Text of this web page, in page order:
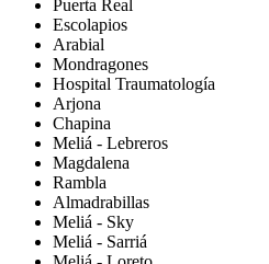
Puerta Real
Escolapios
Arabial
Mondragones
Hospital Traumatología
Arjona
Chapina
Meliá - Lebreros
Magdalena
Rambla
Almadrabillas
Meliá - Sky
Meliá - Sarriá